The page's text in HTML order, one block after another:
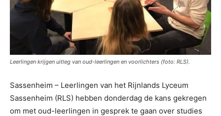
Leerlingen krijgen uitleg van oud-leerlingen en voorlichters (foto: RLS).
Sassenheim – Leerlingen van het Rijnlands Lyceum
Sassenheim (RLS) hebben donderdag de kans gekregen
om met oud-leerlingen in gesprek te gaan over studies